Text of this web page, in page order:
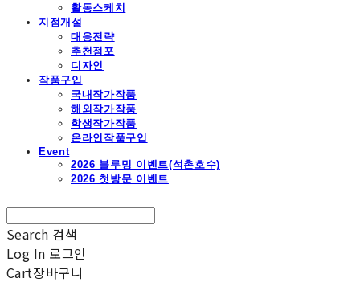
활동스케치
지점개설
대응전략
추천점포
디자인
작품구입
국내작가작품
해외작가작품
학생작가작품
온라인작품구입
Event
2026 블루밍 이벤트(석촌호수)
2026 첫방문 이벤트
Search 검색
Log In 로그인
Cart장바구니